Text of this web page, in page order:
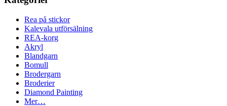
Rea på stickor
Kalevala utförsälning
REA-korg
Akryl
Blandgarn
Bomull
Brodergarn
Broderier
Diamond Painting
Mer…